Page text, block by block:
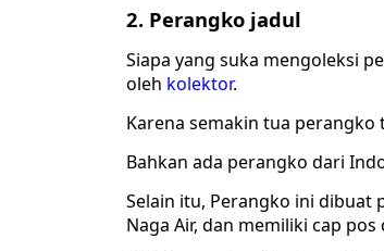
2. Perangko jadul
Siapa yang suka mengoleksi
oleh kolektor.
Karena semakin tua
Bahkan ada perangko dari
Selain itu, Perangko ini dibuat
Naga Air, dan memiliki cap pos